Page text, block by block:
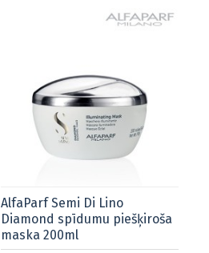
AlfaParf Semi Di Lino
Diamond spīdumu piešķiroša
maska 200ml